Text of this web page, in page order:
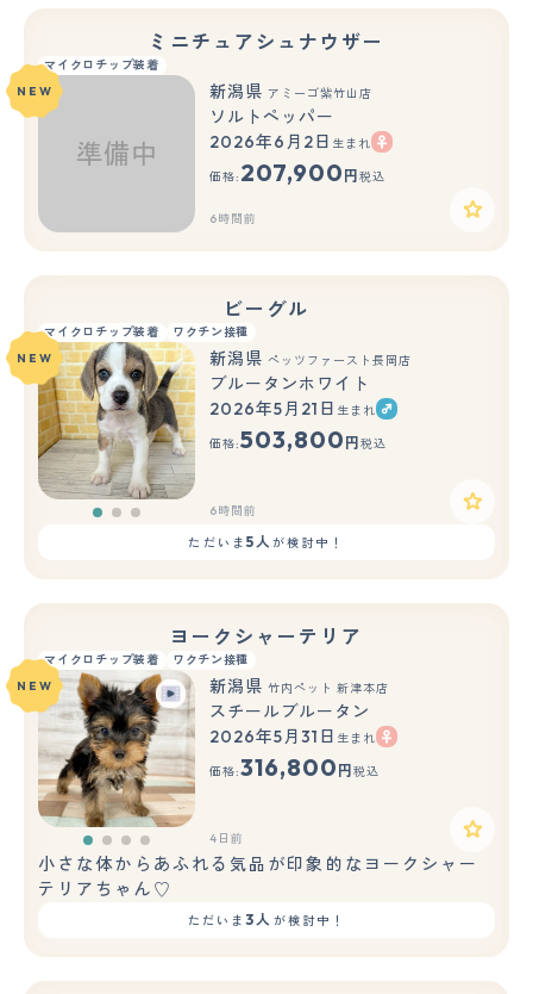
ミニチュアシュナウザー
マイクロチップ装着
NEW
新潟県 アミーゴ紫竹山店
ソルトペッパー
2026年6月2日 生まれ
価格: 207,900 円 税込
6時間前
ビーグル
マイクロチップ装着 ワクチン接種
もっと見る
NEW 新潟県 ペッツファースト長岡店
ブルータンホワイト
2026年5月21日 生まれ
価格:503,800 円 税込
6時間前
ただいま 5人が検討中！
ヨークシャーテリア
マイクロチップ装着
ワクチン接種
NEW
新潟県 竹内ペット 新津本店
スチールブルータン
2026年5月31日 生まれ
価格:316,800 円 税込
4日前
小さな体からあふれる気品が印象的なヨークシャー
テリアちゃん♡
ただいま3人 が検討中！